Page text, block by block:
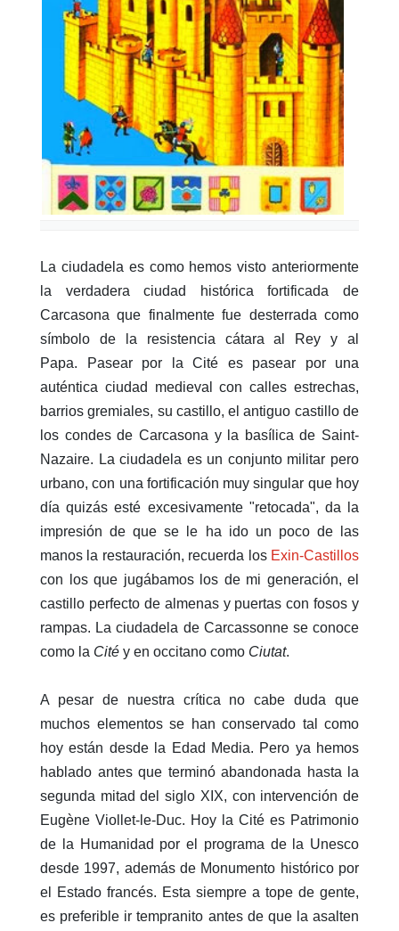
La ciudadela es como hemos visto anteriormente
la verdadera ciudad histórica fortificada de
Carcasona que finalmente fue desterrada como
símbolo de la resistencia cátara al Rey y al
Papa. Pasear por la Cité es pasear por una
auténtica ciudad medieval con calles estrechas,
barrios gremiales, su castillo, el antiguo castillo de
los condes de Carcasona y la basílica de Saint-
Nazaire. La ciudadela es un conjunto militar pero
urbano, con una fortificación muy singular que hoy
día quizás esté excesivamente "retocada", da la
impresión de que se le ha ido un poco de las
manos la restauración, recuerda los Exin-Castillos
con los que jugábamos los de mi generación, el
castillo perfecto de almenas y puertas con fosos y
rampas. La ciudadela de Carcassonne se conoce
como la Cité y en occitano como Ciutat.
A pesar de nuestra crítica no cabe duda que
muchos elementos se han conservado tal como
hoy están desde la Edad Media. Pero ya hemos
hablado antes que terminó abandonada hasta la
segunda mitad del siglo XIX, con intervención de
Eugène Viollet-le-Duc. Hoy la Cité es Patrimonio
de la Humanidad por el programa de la Unesco
desde 1997, además de Monumento histórico por
el Estado francés. Esta siempre a tope de gente,
es preferible ir tempranito antes de que la asalten